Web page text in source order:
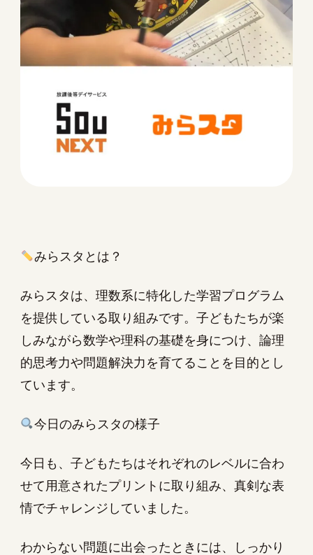
みらスタとは？
みらスタは、理数系に特化した学習プログラム
を提供している取り組みです。子どもたちが楽
しみながら数学や理科の基礎を身につけ、論理
的思考力や問題解決力を育てることを目的とし
ています。
今日のみらスタの様子
今日も、子どもたちはそれぞれのレベルに合わ
せて用意されたプリントに取り組み、真剣な表
情でチャレンジしていました。
わからない問題に出会ったときには、しっかり